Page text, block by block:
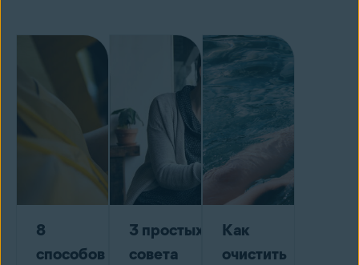
8
способов
3 простых
совета
Как
очистить